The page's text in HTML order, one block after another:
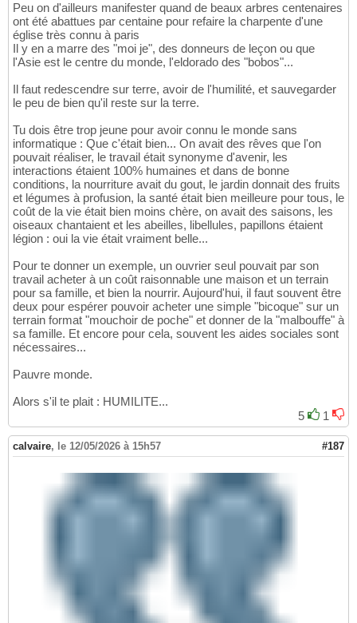
Peu on d'ailleurs manifester quand de beaux arbres centenaires
ont été abattues par centaine pour refaire la charpente d'une
église très connu à paris
Il y en a marre des "moi je", des donneurs de leçon ou que
l'Asie est le centre du monde, l'eldorado des "bobos"...
Il faut redescendre sur terre, avoir de l'humilité, et sauvegarder
le peu de bien qu'il reste sur la terre.
Tu dois être trop jeune pour avoir connu le monde sans
informatique : Que c'était bien... On avait des rêves que l'on
pouvait réaliser, le travail était synonyme d'avenir, les
interactions étaient 100% humaines et dans de bonne
conditions, la nourriture avait du gout, le jardin donnait des fruits
et légumes à profusion, la santé était bien meilleure pour tous, le
coût de la vie était bien moins chère, on avait des saisons, les
oiseaux chantaient et les abeilles, libellules, papillons étaient
légion : oui la vie était vraiment belle...
Pour te donner un exemple, un ouvrier seul pouvait par son
travail acheter à un coût raisonnable une maison et un terrain
pour sa famille, et bien la nourrir. Aujourd'hui, il faut souvent être
deux pour espérer pouvoir acheter une simple "bicoque" sur un
terrain format "mouchoir de poche" et donner de la "malbouffe" à
sa famille. Et encore pour cela, souvent les aides sociales sont
nécessaires...
Pauvre monde.
Alors s'il te plait : HUMILITE...
5
1
calvaire, le 12/05/2026 à 15h57 #187